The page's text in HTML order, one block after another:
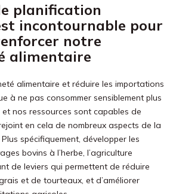
planification
incontournable pour
notre
alimentaire
alimentaire et réduire les importations
à ne pas consommer sensiblement plus
nos ressources sont capables de
en cela de nombreux aspects de la
spécifiquement, développer les
bovins à l’herbe, l’agriculture
de leviers qui permettent de réduire
et de tourteaux, et d’améliorer